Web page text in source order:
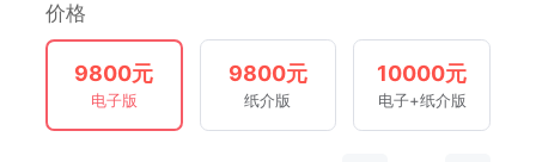
价格
9800元
电子版
9800元
纸介版
10000元
电子+纸介版